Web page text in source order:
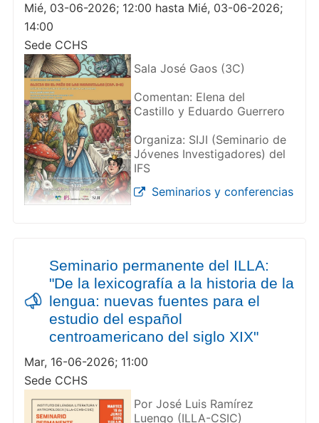
Mié, 03-06-2026; 12:00 hasta Mié, 03-06-2026;
14:00
Sede CCHS
Sala José Gaos (3C)
Comentan: Elena del
Castillo y Eduardo Guerrero
Organiza: SIJI (Seminario de
Jóvenes Investigadores) del
IFS
Seminarios y conferencias
Seminario permanente del ILLA:
"De la lexicografía a la historia de la
lengua: nuevas fuentes para el
estudio del español
centroamericano del siglo XIX"
Mar, 16-06-2026; 11:00
Sede CCHS
Por José Luis Ramírez
Luengo (ILLA-CSIC)